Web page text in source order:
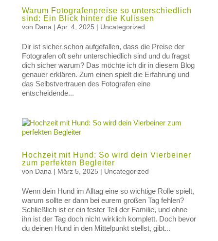
Warum Fotografenpreise so unterschiedlich
sind: Ein Blick hinter die Kulissen
von Dana | Apr. 4, 2025 | Uncategorized
Dir ist sicher schon aufgefallen, dass die Preise der
Fotografen oft sehr unterschiedlich sind und du fragst
dich sicher warum? Das möchte ich dir in diesem Blog
genauer erklären. Zum einen spielt die Erfahrung und
das Selbstvertrauen des Fotografen eine
entscheidende...
Hochzeit mit Hund: So wird dein Vierbeiner
zum perfekten Begleiter
von Dana | März 5, 2025 | Uncategorized
Wenn dein Hund im Alltag eine so wichtige Rolle spielt,
warum sollte er dann bei eurem großen Tag fehlen?
Schließlich ist er ein fester Teil der Familie, und ohne
ihn ist der Tag doch nicht wirklich komplett. Doch bevor
du deinen Hund in den Mittelpunkt stellst, gibt...